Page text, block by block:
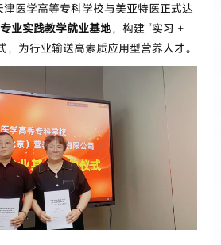
医学高等专科学校与美亚特医正式达
业实践教学就业基地，构建 “实习 +
，为行业输送高素质应用型营养人才。